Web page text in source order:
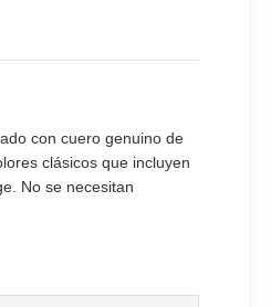
con cuero genuino de
clásicos que incluyen
No se necesitan